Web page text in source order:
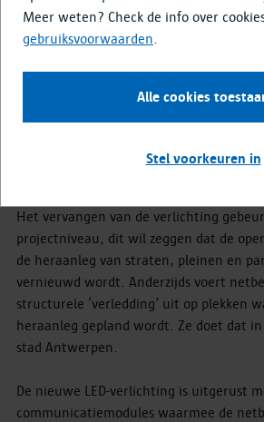
stad. Licht moet ervoor zorgen dat de
leefbaar blijft. Het heeft dus zowel een
stelselmatig in voor nieuwe exemplaren
Het vervangen van de verlichting
projectniveau, dit wil zeggen dat de
de heraanleg van straten, pleinen en
vernieuwd wordt. Anderzijds voert
structurele ‘verledding’ uit op plekken
heraanleg gepland wordt. Ze doet dat
stad Antwerpen.
De nieuwe LED-verlichting is uitgerust
communicatiemodules waarmee de
Meer weten? Check de info over
gebruiksvoorwaarden.
Alle cookies
Stel voorkeuren in